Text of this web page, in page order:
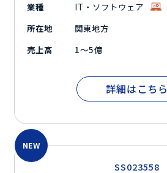
業種
IT・ソフトウェア
所在地
関東地方
売上高
1～5億
詳細はこちら
SS023558
NEW